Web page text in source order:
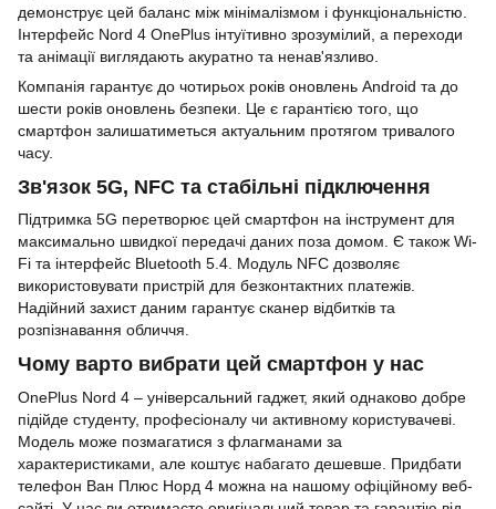
демонструє цей баланс між мінімалізмом і функціональністю.
Інтерфейс Nord 4 OnePlus інтуїтивно зрозумілий, а переходи
та анімації виглядають акуратно та ненав'язливо.
Компанія гарантує до чотирьох років оновлень Android та до
шести років оновлень безпеки. Це є гарантією того, що
смартфон залишатиметься актуальним протягом тривалого
часу.
Зв'язок 5G, NFC та стабільні підключення
Підтримка 5G перетворює цей смартфон на інструмент для
максимально швидкої передачі даних поза домом. Є також Wi-
Fi та інтерфейс Bluetooth 5.4. Модуль NFC дозволяє
використовувати пристрій для безконтактних платежів.
Надійний захист даним гарантує сканер відбитків та
розпізнавання обличчя.
Чому варто вибрати цей смартфон у нас
OnePlus Nord 4 – універсальний гаджет, який однаково добре
підійде студенту, професіоналу чи активному користувачеві.
Модель може позмагатися з флагманами за
характеристиками, але коштує набагато дешевше. Придбати
телефон Ван Плюс Норд 4 можна на нашому офіційному веб-